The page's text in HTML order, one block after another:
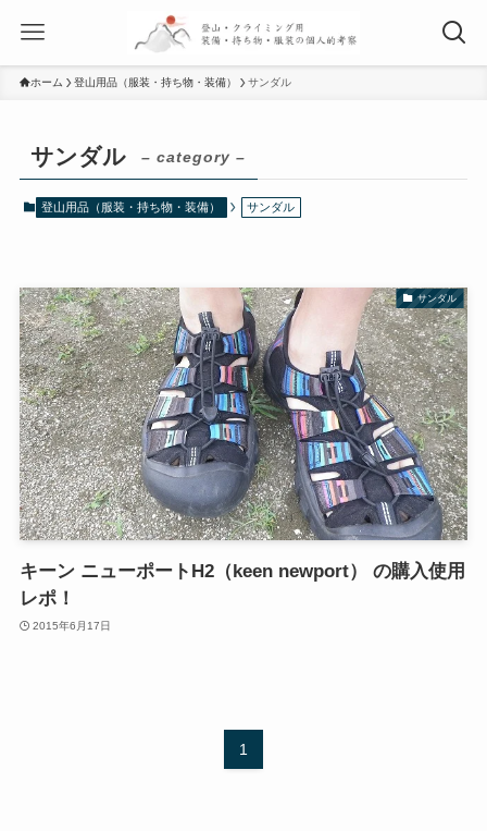
ホーム 登山用品（服装・持ち物・装備） サンダル
サンダル – category –
登山用品（服装・持ち物・装備） サンダル
サンダル
キーン ニューポートH2（keen newport） の購入使用
レポ！
2015年6月17日
1